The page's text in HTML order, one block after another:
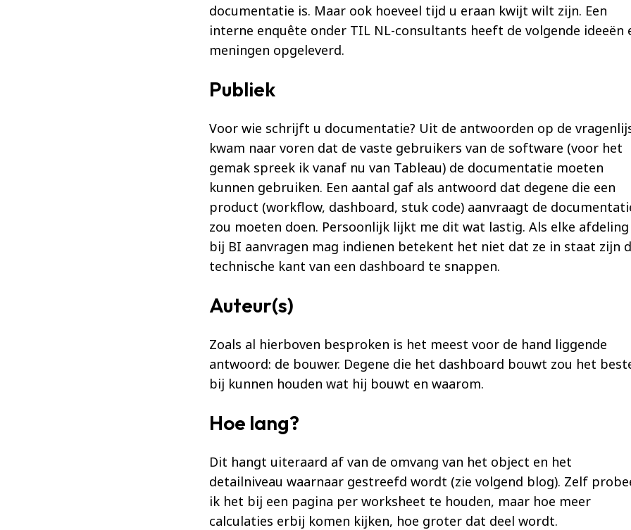
documentatie is. Maar ook hoeveel tijd u eraan kwijt wilt zijn. Een
interne enquête onder TIL NL-consultants heeft de volgende ideeën
meningen opgeleverd.
Publiek
Voor wie schrijft u documentatie? Uit de antwoorden op de
kwam naar voren dat de vaste gebruikers van de software (voor het
gemak spreek ik vanaf nu van Tableau) de documentatie moeten
kunnen gebruiken. Een aantal gaf als antwoord dat degene die een
product (workflow, dashboard, stuk code) aanvraagt de
zou moeten doen. Persoonlijk lijkt me dit wat lastig. Als elke afdeling
bij BI aanvragen mag indienen betekent het niet dat ze in staat zijn
technische kant van een dashboard te snappen.
Auteur(s)
Zoals al hierboven besproken is het meest voor de hand liggende
antwoord: de bouwer. Degene die het dashboard bouwt zou het
bij kunnen houden wat hij bouwt en waarom.
Hoe lang?
Dit hangt uiteraard af van de omvang van het object en het
detailniveau waarnaar gestreefd wordt (zie volgend blog). Zelf
ik het bij een pagina per worksheet te houden, maar hoe meer
calculaties erbij komen kijken, hoe groter dat deel wordt.